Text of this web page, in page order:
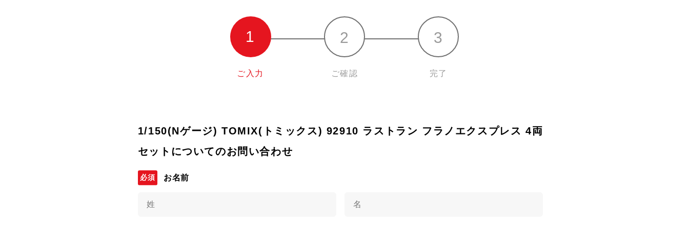
ご入力 ご確認 完了
1/150(Nゲージ) TOMIX(トミックス) 92910 ラストラン フラノエクスプレス 4両
セットについてのお問い合わせ
お名前